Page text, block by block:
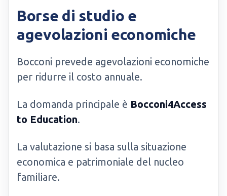
Borse di studio e
agevolazioni economiche
Bocconi prevede agevolazioni economiche
per ridurre il costo annuale.
La domanda principale è Bocconi4Access
to Education.
La valutazione si basa sulla situazione
economica e patrimoniale del nucleo
familiare.